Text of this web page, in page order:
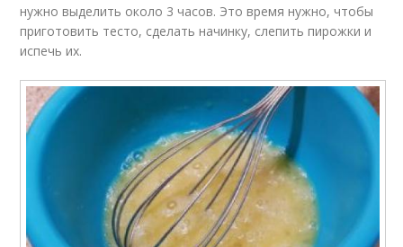
нужно выделить около 3 часов. Это время нужно, чтобы
приготовить тесто, сделать начинку, слепить пирожки и
испечь их.